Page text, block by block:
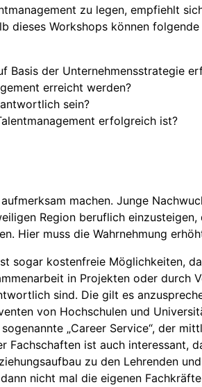
zu legen, empfiehlt
dieses Workshops können
Basis der Unternehmensstrategie
erreicht werden?
sein?
erfolgreich ist?
machen. Junge
Region beruflich
Hier muss die Wahrnehmung
sogar kostenfreie Möglichkeiten,
in Projekten oder
sind. Die gilt es
von Hochschulen und
„Career Service“, der
Fachschaften ist auch interessant,
zu den Lehrenden
nicht mal die eigenen